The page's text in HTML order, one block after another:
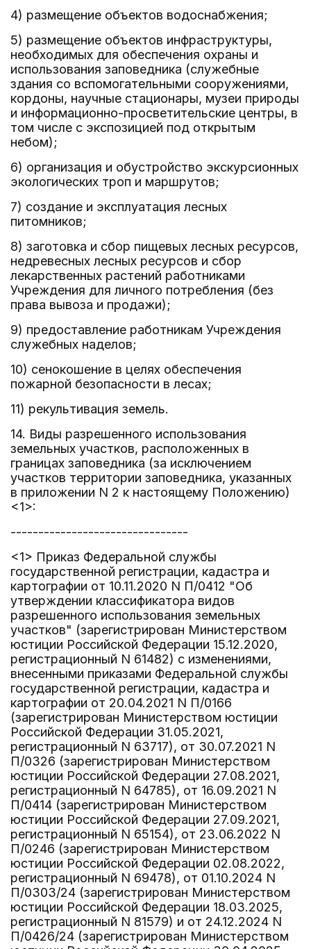
4) размещение объектов водоснабжения;
5) размещение объектов инфраструктуры,
необходимых для обеспечения охраны и
использования заповедника (служебные
здания со вспомогательными сооружениями,
кордоны, научные стационары, музеи природы
и информационно-просветительские центры, в
том числе с экспозицией под открытым
небом);
6) организация и обустройство экскурсионных
экологических троп и маршрутов;
7) создание и эксплуатация лесных
питомников;
8) заготовка и сбор пищевых лесных ресурсов,
недревесных лесных ресурсов и сбор
лекарственных растений работниками
Учреждения для личного потребления (без
права вывоза и продажи);
9) предоставление работникам Учреждения
служебных наделов;
10) сенокошение в целях обеспечения
пожарной безопасности в лесах;
11) рекультивация земель.
14. Виды разрешенного использования
земельных участков, расположенных в
границах заповедника (за исключением
участков территории заповедника, указанных
в приложении N 2 к настоящему Положению)
<1>:
--------------------------------
<1> Приказ Федеральной службы
государственной регистрации, кадастра и
картографии от 10.11.2020 N П/0412 "Об
утверждении классификатора видов
разрешенного использования земельных
участков" (зарегистрирован Министерством
юстиции Российской Федерации 15.12.2020,
регистрационный N 61482) с изменениями,
внесенными приказами Федеральной службы
государственной регистрации, кадастра и
картографии от 20.04.2021 N П/0166
(зарегистрирован Министерством юстиции
Российской Федерации 31.05.2021,
регистрационный N 63717), от 30.07.2021 N
П/0326 (зарегистрирован Министерством
юстиции Российской Федерации 27.08.2021,
регистрационный N 64785), от 16.09.2021 N
П/0414 (зарегистрирован Министерством
юстиции Российской Федерации 27.09.2021,
регистрационный N 65154), от 23.06.2022 N
П/0246 (зарегистрирован Министерством
юстиции Российской Федерации 02.08.2022,
регистрационный N 69478), от 01.10.2024 N
П/0303/24 (зарегистрирован Министерством
юстиции Российской Федерации 18.03.2025,
регистрационный N 81579) и от 24.12.2024 N
П/0426/24 (зарегистрирован Министерством